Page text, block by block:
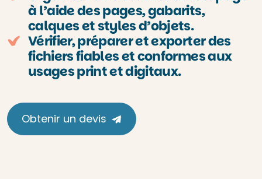
à l’aide des pages, gabarits,
calques et styles d’objets.
Vérifier, préparer et exporter des
fichiers fiables et conformes aux
usages print et digitaux.
Obtenir un devis